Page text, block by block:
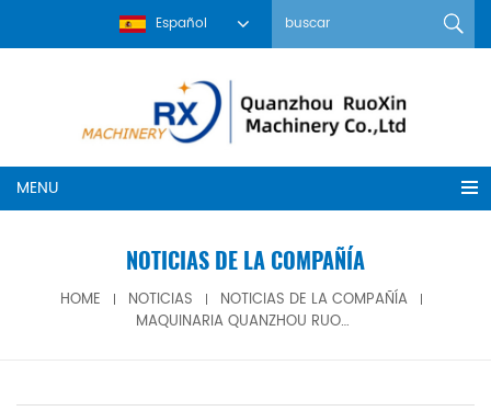
Español
MENU
NOTICIAS DE LA COMPAÑÍA
HOME NOTICIAS
NOTICIAS DE LA COMPAÑÍA
MAQUINARIA QUANZHOU RUOXIN EN PAPER ARABIA 2025 | STAND D206, PRESENTANDO MAQUINARIA PARA PRODUCTOS DE HIGIENE